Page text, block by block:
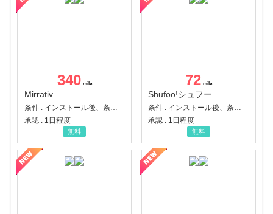
340
Mirrativ
条件 : インストール後、条件達成
承認 : 1日程度
無料
72
Shufoo!シュフー
条件 : インストール後、条件達成
承認 : 1日程度
無料